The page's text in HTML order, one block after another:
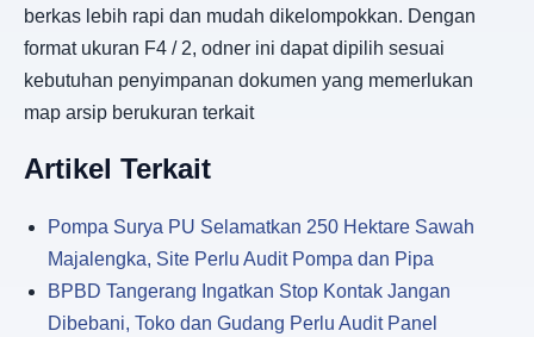
berkas lebih rapi dan mudah dikelompokkan. Dengan
format ukuran F4 / 2, odner ini dapat dipilih sesuai
kebutuhan penyimpanan dokumen yang memerlukan
map arsip berukuran terkait
Artikel Terkait
Pompa Surya PU Selamatkan 250 Hektare Sawah
Majalengka, Site Perlu Audit Pompa dan Pipa
BPBD Tangerang Ingatkan Stop Kontak Jangan
Dibebani, Toko dan Gudang Perlu Audit Panel